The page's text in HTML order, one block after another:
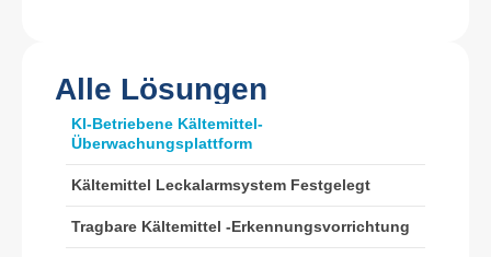
Alle Lösungen
KI-Betriebene Kältemittel-
Überwachungsplattform
Kältemittel Leckalarmsystem Festgelegt
Tragbare Kältemittel -Erkennungsvorrichtung
Heiße Produkte
R290 -Sensor